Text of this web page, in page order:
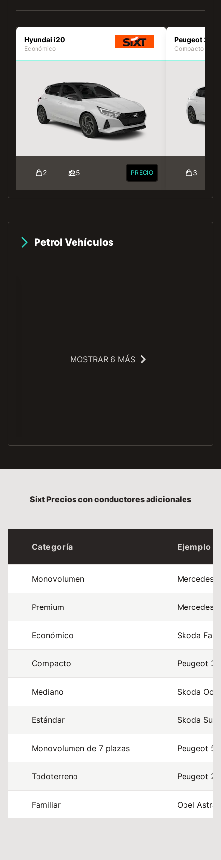
Hyundai i20
Económico
2 5 PRECIO
Peugeot 308
Compacto
3
Petrol Vehículos
MOSTRAR 6 MÁS
Sixt Precios con conductores adicionales
Categoría Ejemplo
Monovolumen Mercedes
Premium Mercedes
Económico Skoda
Compacto Peugeot
Mediano Skoda
Estándar Skoda
Monovolumen de 7 plazas Peugeot
Todoterreno Peugeot
Familiar Opel Astra